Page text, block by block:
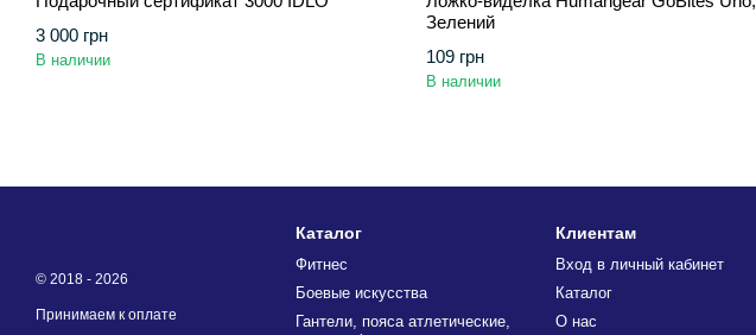
3 000 грн
В наличии
Зелений
109 грн
В наличии
© 2018 - 2026
Принимаем к оплате
Каталог
Фитнес
Боевые искусства
Гантели, пояса атлетические,
Клиентам
Вход в личный кабинет
Каталог
О нас